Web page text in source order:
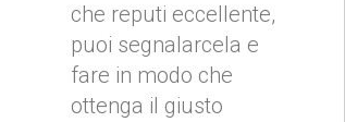
che reputi eccellente,
puoi segnalarcela e
fare in modo che
ottenga il giusto